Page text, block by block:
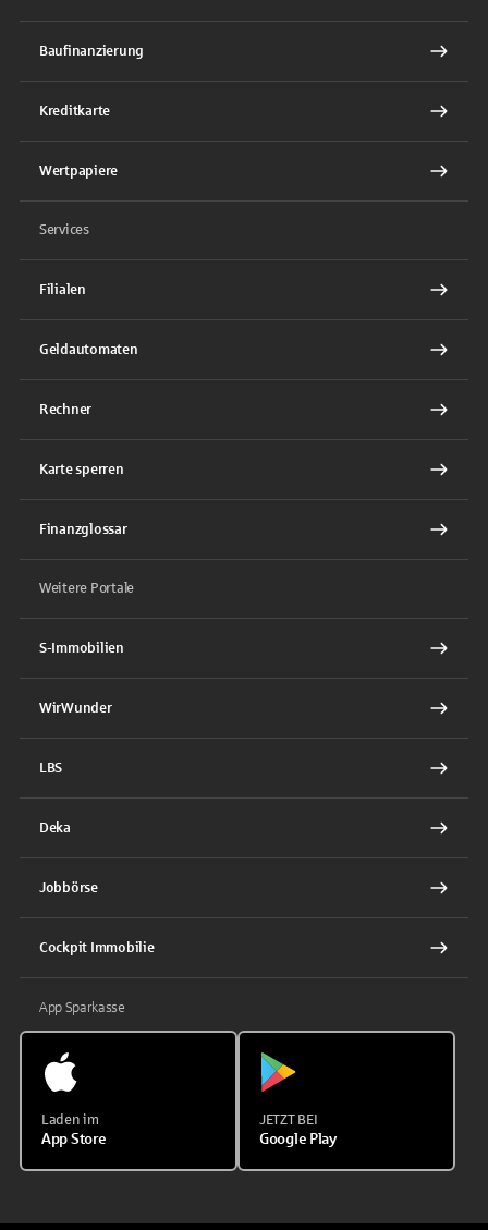
Baufinanzierung
Kreditkarte
Wertpapiere
Services
Filialen
Geldautomaten
Rechner
Karte sperren
Finanzglossar
Weitere Portale
S-Immobilien
WirWunder
LBS
Deka
Jobbörse
Cockpit Immobilie
App Sparkasse
Laden im
App Store
JETZT BEI
Google Play